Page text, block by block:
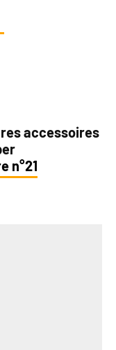
accessoires
n°21